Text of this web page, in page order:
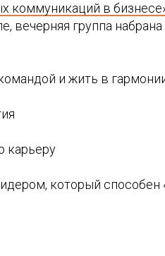
коммуникаций в
вечерняя группа набрана
и жить в
карьеру
который способен